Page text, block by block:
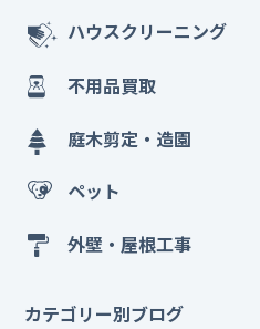
ハウスクリーニング
不用品買取
庭木剪定・造園
ペット
外壁・屋根工事
カテゴリー別ブログ